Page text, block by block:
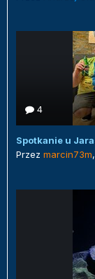
4
Spotkanie u
Przez marcin73m,